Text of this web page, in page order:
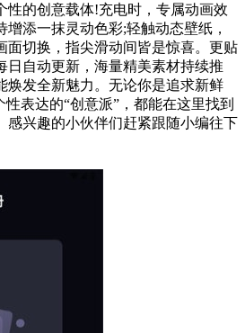
性的创意载体!充电时，专属动画效
添一抹灵动色彩;轻触动态壁纸，
面切换，指尖滑动间皆是惊喜。更贴
日自动更新，海量精美素材持续推
焕发全新魅力。无论你是追求新鲜
表达的“创意派”，都能在这里找到
感兴趣的小伙伴们赶紧跟随小编往下